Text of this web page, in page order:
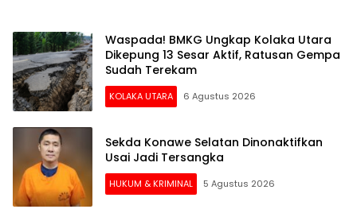
Waspada! BMKG Ungkap Kolaka Utara
Dikepung 13 Sesar Aktif, Ratusan Gempa
Sudah Terekam
KOLAKA UTARA 6 Agustus 2026
Sekda Konawe Selatan Dinonaktifkan
Usai Jadi Tersangka
HUKUM & KRIMINAL 5 Agustus 2026